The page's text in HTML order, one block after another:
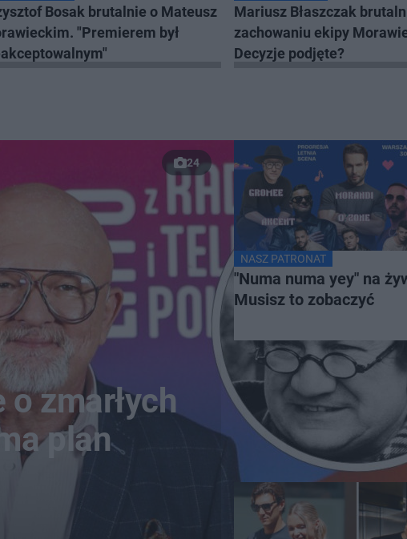
Bosak brutalnie o Mateusz
"Premierem był
Mariusz Błaszczak
zachowaniu ekipy
Decyzje podjęte?
24
zmarłych
plan
NASZ PATRONAT
"Numa numa yey" na
Musisz to zobaczyć